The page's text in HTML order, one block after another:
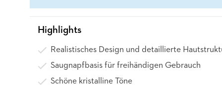
Highlights
Realistisches Design und detaillierte
Saugnapfbasis für freihändigen Gebrauch
Schöne kristalline Töne